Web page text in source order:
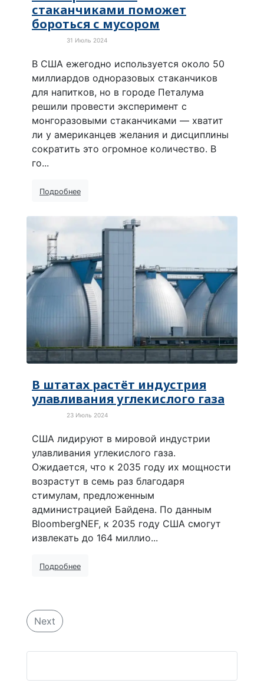
стаканчиками поможет
бороться с мусором
31 Июль 2024
В США ежегодно используется около 50
миллиардов одноразовых стаканчиков
для напитков, но в городе Петалума
решили провести эксперимент с
монгоразовыми стаканчиками — хватит
ли у американцев желания и дисциплины
сократить это огромное количество. В
го...
Подробнее
В штатах растёт индустрия
улавливания углекислого газа
23 Июль 2024
США лидируют в мировой индустрии
улавливания углекислого газа.
Ожидается, что к 2035 году их мощности
возрастут в семь раз благодаря
стимулам, предложенным
администрацией Байдена. По данным
BloombergNEF, к 2035 году США смогут
извлекать до 164 миллио...
Подробнее
Next